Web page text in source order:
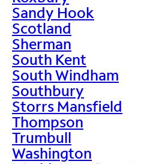
Sandy Hook
Scotland
Sherman
South Kent
South Windham
Southbury
Storrs Mansfield
Thompson
Trumbull
Washington